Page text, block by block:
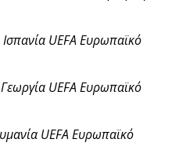
UEFA Ευρωπαϊκό
UEFA Ευρωπαϊκό
UEFA Ευρωπαϊκό